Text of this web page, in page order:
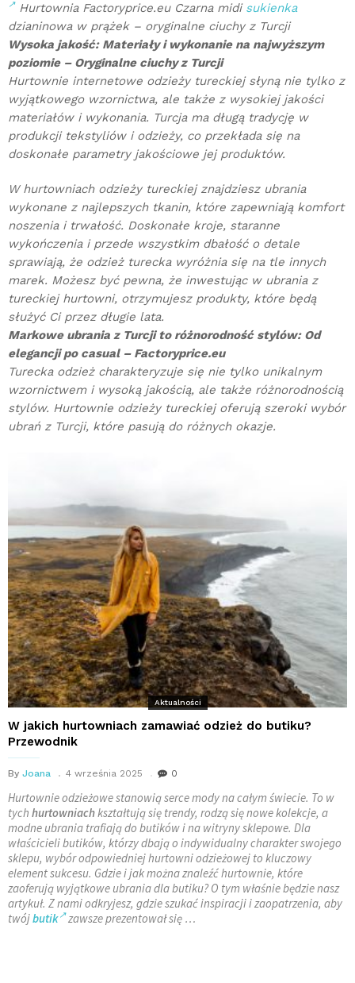
Hurtownia Factoryprice.eu Czarna midi sukienka
dzianinowa w prążek – oryginalne ciuchy z Turcji
Wysoka jakość: Materiały i wykonanie na najwyższym
poziomie – Oryginalne ciuchy z Turcji
Hurtownie internetowe odzieży tureckiej słyną nie tylko z
wyjątkowego wzornictwa, ale także z wysokiej jakości
materiałów i wykonania. Turcja ma długą tradycję w
produkcji tekstyliów i odzieży, co przekłada się na
doskonałe parametry jakościowe jej produktów.
W hurtowniach odzieży tureckiej znajdziesz ubrania
wykonane z najlepszych tkanin, które zapewniają komfort
noszenia i trwałość. Doskonałe kroje, staranne
wykończenia i przede wszystkim dbałość o detale
sprawiają, że odzież turecka wyróżnia się na tle innych
marek. Możesz być pewna, że inwestując w ubrania z
tureckiej hurtowni, otrzymujesz produkty, które będą
służyć Ci przez długie lata.
Markowe ubrania z Turcji to różnorodność stylów: Od
elegancji po casual – Factoryprice.eu
Turecka odzież charakteryzuje się nie tylko unikalnym
wzornictwem i wysoką jakością, ale także różnorodnością
stylów. Hurtownie odzieży tureckiej oferują szeroki wybór
ubrań z Turcji, które pasują do różnych okazje.
Aktualności
W jakich hurtowniach zamawiać odzież do butiku?
Przewodnik
By Joana 4 września 2025 0
Hurtownie odzieżowe stanowią serce mody na całym świecie. To w
tych hurtowniachkształtują się trendy, rodzą się nowe kolekcje, a
modne ubrania trafiają do butików i na witryny sklepowe. Dla
właścicieli butików, którzy dbają o indywidualny charakter swojego
sklepu, wybór odpowiedniej hurtowni odzieżowej to kluczowy
element sukcesu. Gdzie i jak można znaleźć hurtownie, które
zaoferują wyjątkowe ubrania dla butiku? O tym właśnie będzie nasz
artykuł. Z nami odkryjesz, gdzie szukać inspiracji i zaopatrzenia, aby
twójbutik zawsze prezentował się …